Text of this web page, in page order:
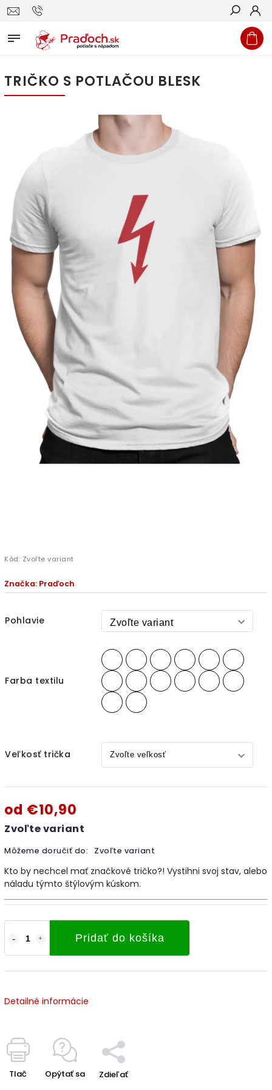
Hľadať
TRIČKO S POTLAČOU BLESK
Kód: Zvoľte variant
Značka: Praďoch
Pohlavie
Farba textilu
Veľkosť trička
od €10,90
Zvoľte variant
Môžeme doručiť do: Zvoľte variant
Pridať do košíka
Kto by nechcel mať značkové tričko?! Vystihni svoj stav, alebo
náladu týmto štýlovým kúskom.
Detailné informácie
Tlač Opýtať sa Zdieľať